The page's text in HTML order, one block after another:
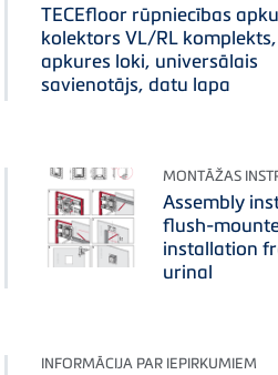
TECEfloor rūpniecības
kolektors VL/RL
apkures loki, universālais
savienotājs, datu lapa
MONTĀŽAS
Assembly
flush-
installation
urinal
INFORMĀCIJA PAR IEPIRKUMIEM